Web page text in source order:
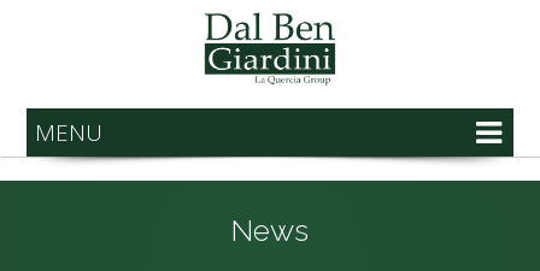
MENU
News